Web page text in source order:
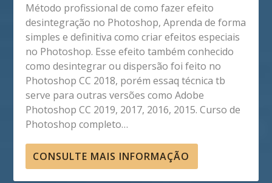
Método profissional de como fazer efeito
desintegração no Photoshop, Aprenda de forma
simples e definitiva como criar efeitos especiais
no Photoshop. Esse efeito também conhecido
como desintegrar ou dispersão foi feito no
Photoshop CC 2018, porém essaq técnica tb
serve para outras versões como Adobe
Photoshop CC 2019, 2017, 2016, 2015. Curso de
Photoshop completo…
CONSULTE MAIS INFORMAÇÃO